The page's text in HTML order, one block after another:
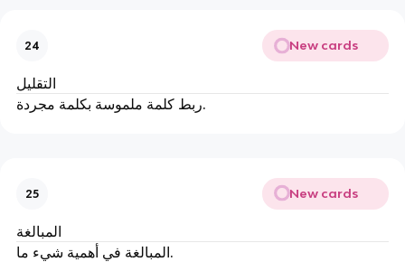
24 New cards
التقليل
ربط كلمة ملموسة بكلمة مجردة.
25 New cards
المبالغة
المبالغة في أهمية شيء ما.